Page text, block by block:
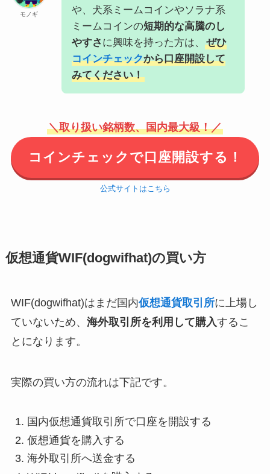
モノギ
や、犬系ミームコインやソラナ系
ミームコインの短期的な高騰のし
やすさ に興味を持った方は、
ぜひ
コインチェックから口座開設して
みてください！
＼取り扱い銘柄数、国内最大級！／
コインチェックで口座開設する！
公式サイトはこちら
仮想通貨WIF(dogwifhat)の買い方
WIF(dogwifhat)はまだ国内仮想通貨取引所に上場し
ていないため、 海外取引所を利用して購入するこ
とになります。
実際の買い方の流れは下記です。
国内仮想通貨取引所で口座を開設する
仮想通貨を購入する
海外取引所へ送金する